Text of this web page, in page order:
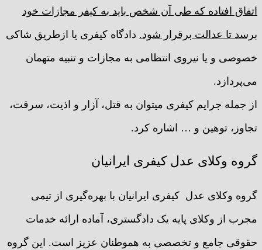
اتفاق افتاده که طی آن شخص باید به کیفر مجازات خود
برسد تا عدالت برقرار شود. دادگاه کیفری یا ازطریق شاکی
خصوصی و یا نیروی انتظامی به مجازات و تنبیه متهمان
می‌پردازد.
از جمله جرایم کیفری میتوان به قتل، آزار و اذیت، سرقت،
تجاوز، توهین و … اشاره کرد.
گروه وکلای عدل کیفری ایرانیان
گروه وکلای عدل کیفری ایرانیان با بهره‌گیری از تیمی
مجرب از وکلای پایه یک دادگستری، آماده ارائه خدمات
حقوقی جامع و تخصصی به هموطنان عزیز است. این گروه